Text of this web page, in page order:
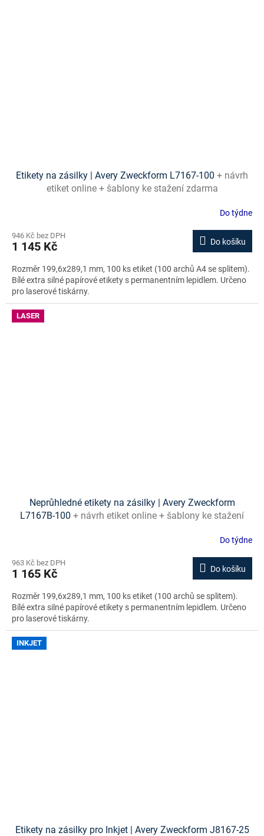
Etikety na zásilky | Avery Zweckform L7167-100 + návrh
etiket online + šablony ke stažení zdarma
Do týdne
946 Kč bez DPH
1 145 Kč Do košíku
Rozměr 199,6x289,1 mm, 100 ks etiket (100 archů A4 se splitem).
Bílé extra silné papírové etikety s permanentním lepidlem. Určeno
pro laserové tiskárny.
LASER
Neprůhledné etikety na zásilky | Avery Zweckform
L7167B-100 + návrh etiket online + šablony ke stažení
Do týdne
963 Kč bez DPH
1 165 Kč Do košíku
Rozměr 199,6x289,1 mm, 100 ks etiket (100 archů se splitem).
Bílé extra silné papírové etikety s permanentním lepidlem. Určeno
pro laserové tiskárny.
INKJET
Etikety na zásilky pro Inkjet | Avery Zweckform J8167-25